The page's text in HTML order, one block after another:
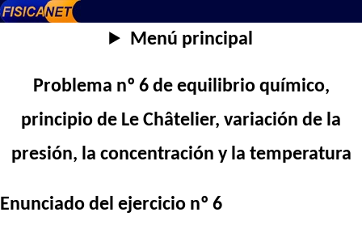
Menú principal
Problema nº 6 de equilibrio químico,
principio de Le Châtelier, variación de la
presión, la concentración y la temperatura
Enunciado del ejercicio nº 6